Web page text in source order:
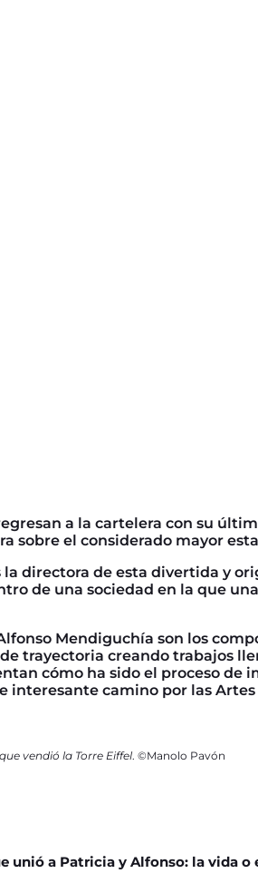
a la cartelera con su
sobre el considerado mayor
la directora de esta divertida y
de una sociedad en la que
Mendiguchía son los
de trayectoria creando trabajos
cómo ha sido el proceso de
interesante camino por las Artes
vendió la Torre Eiffel. ©Manolo Pavón
unió a Patricia y Alfonso: la vida o